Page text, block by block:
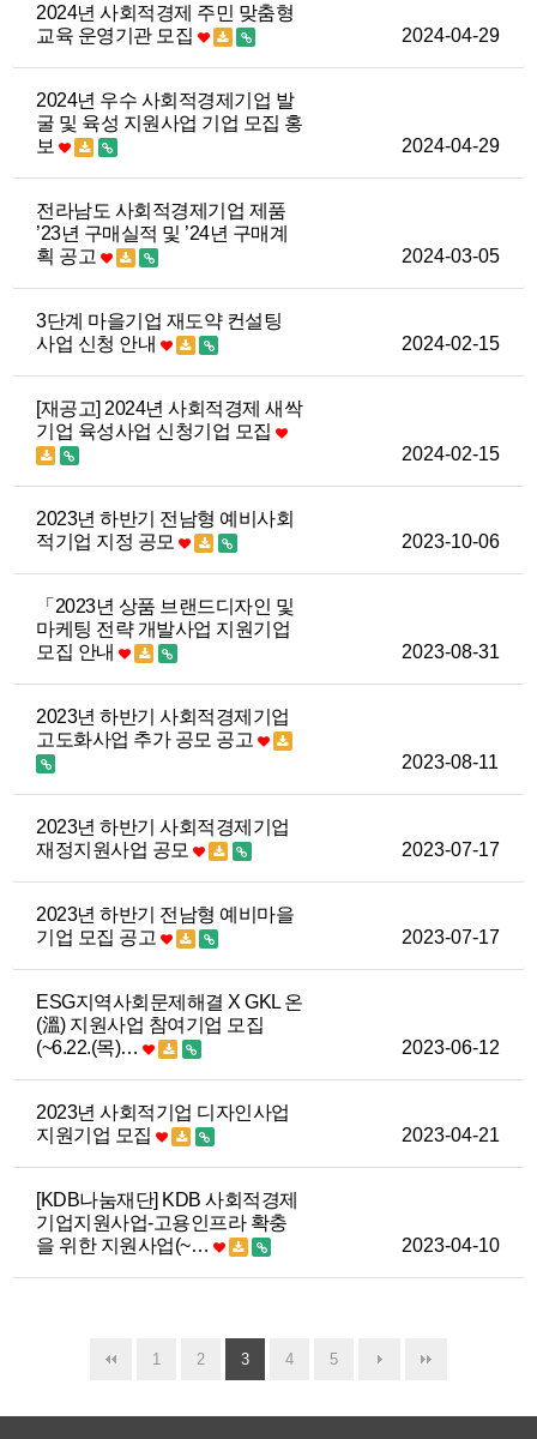
2024년 사회적경제 주민 맞춤형
교육 운영기관 모집
2024-04-29
2024년 우수 사회적경제기업 발
굴 및 육성 지원사업 기업 모집 홍
보
2024-04-29
전라남도 사회적경제기업 제품
’23년 구매실적 및 ’24년 구매계
획 공고
2024-03-05
3단계 마을기업 재도약 컨설팅
사업 신청 안내
2024-02-15
[재공고] 2024년 사회적경제 새싹
기업 육성사업 신청기업 모집
2024-02-15
2023년 하반기 전남형 예비사회
적기업 지정 공모
2023-10-06
「2023년 상품 브랜드디자인 및
마케팅 전략 개발사업 지원기업
모집 안내
2023-08-31
2023년 하반기 사회적경제기업
고도화사업 추가 공모 공고
2023-08-11
2023년 하반기 사회적경제기업
재정지원사업 공모
2023-07-17
2023년 하반기 전남형 예비마을
기업 모집 공고
2023-07-17
ESG지역사회문제해결 X GKL 온
(溫) 지원사업 참여기업 모집
(~6.22.(목)…
2023-06-12
2023년 사회적기업 디자인사업
지원기업 모집
2023-04-21
[KDB나눔재단] KDB 사회적경제
기업지원사업-고용인프라 확충
을 위한 지원사업(~…
2023-04-10
1 2 3 4 5